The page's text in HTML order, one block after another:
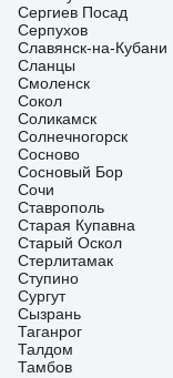
Сергиев Посад
Серпухов
Славянск-на-Кубани
Сланцы
Смоленск
Сокол
Соликамск
Солнечногорск
Сосново
Сосновый Бор
Сочи
Ставрополь
Старая Купавна
Старый Оскол
Стерлитамак
Ступино
Сургут
Сызрань
Таганрог
Талдом
Тамбов